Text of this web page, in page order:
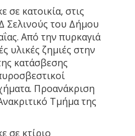
σε κατοικία, στις
Σελινούς του Δήμου
Από την πυρκαγιά
υλικές ζημιές στην
κατάσβεσης
Προανάκριση
Τμήμα της
σε κτίριο